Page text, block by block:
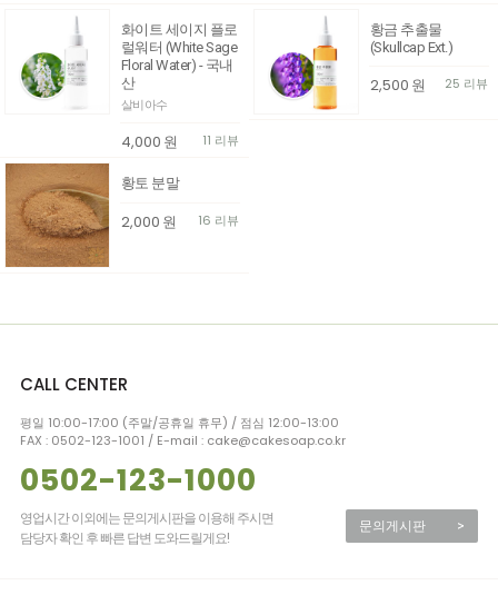
화이트 세이지 플로
럴워터 (White Sage
Floral Water) - 국내
산
살비아수
4,000 원 11 리뷰
황금 추출물
(Skullcap Ext.)
2,500 원 25 리뷰
황토 분말
2,000 원 16 리뷰
CALL CENTER
평일 10:00-17:00 (주말/공휴일 휴무) / 점심 12:00-13:00
FAX : 0502-123-1001 / E-mail : cake@cakesoap.co.kr
0502-123-1000
영업시간 이외에는 문의게시판을 이용해 주시면
담당자 확인 후 빠른 답변 도와드릴게요!
문의게시판 >